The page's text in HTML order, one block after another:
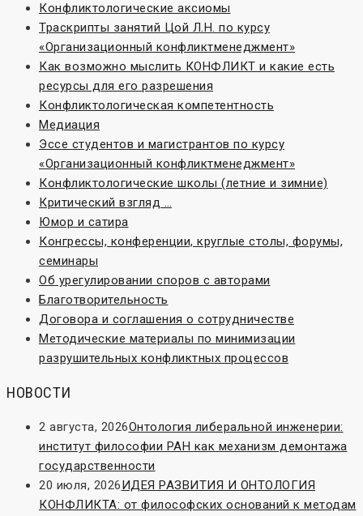
Конфликтологические аксиомы
Траскрипты занятий Цой Л.Н. по курсу
«Организационный конфликтменеджмент»
Как возможно мыслить КОНФЛИКТ и какие есть
ресурсы для его разрешения
Конфликтологическая компетентность
Медиация
Эссе студентов и магистрантов по курсу
«Организационный конфликтменеджмент»
Конфликтологические школы (летние и зимние)
Критический взгляд …
Юмор и сатира
Конгрессы, конференции, круглые столы, форумы,
семинары
Об урегулировании споров с авторами
Благотворительность
Договора и соглашения о сотрудничестве
Методические материалы по минимизации
разрушительных конфликтных процессов
НОВОСТИ
2 августа, 2026Онтология либеральной инженерии:
институт философии РАН как механизм демонтажа
государственности
20 июля, 2026ИДЕЯ РАЗВИТИЯ И ОНТОЛОГИЯ
КОНФЛИКТА: от философских оснований к методам